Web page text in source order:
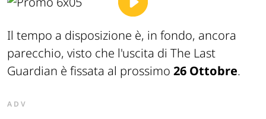
Il tempo a disposizione è, in fondo, ancora
parecchio, visto che l'uscita di The Last
Guardian è fissata al prossimo 26 Ottobre.
ADV